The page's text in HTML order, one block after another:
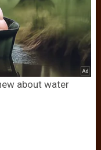
about water